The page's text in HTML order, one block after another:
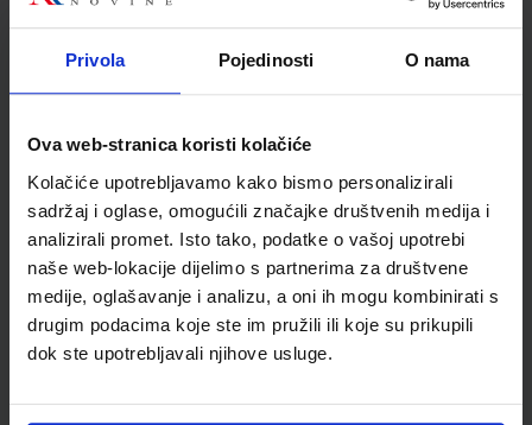
Privola Pojedinosti O nama
Ova web-stranica koristi kolačiće
Kolačiće upotrebljavamo kako bismo personalizirali
sadržaj i oglase, omogućili značajke društvenih medija i
analizirali promet. Isto tako, podatke o vašoj upotrebi
naše web-lokacije dijelimo s partnerima za društvene
medije, oglašavanje i analizu, a oni ih mogu kombinirati s
drugim podacima koje ste im pružili ili koje su prikupili
dok ste upotrebljavali njihove usluge.
Flomaster Schneider,
fineliner Line-Up, 0,4 mm,
0,94 €